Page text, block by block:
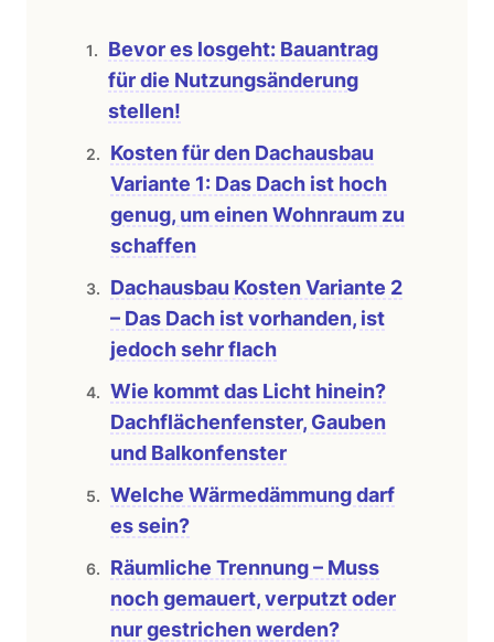
Bevor es losgeht: Bauantrag
für die Nutzungsänderung
stellen!
Kosten für den Dachausbau
Variante 1: Das Dach ist hoch
genug, um einen Wohnraum zu
schaffen
Dachausbau Kosten Variante 2
– Das Dach ist vorhanden, ist
jedoch sehr flach
Wie kommt das Licht hinein?
Dachflächenfenster, Gauben
und Balkonfenster
Welche Wärmedämmung darf
es sein?
Räumliche Trennung – Muss
noch gemauert, verputzt oder
nur gestrichen werden?